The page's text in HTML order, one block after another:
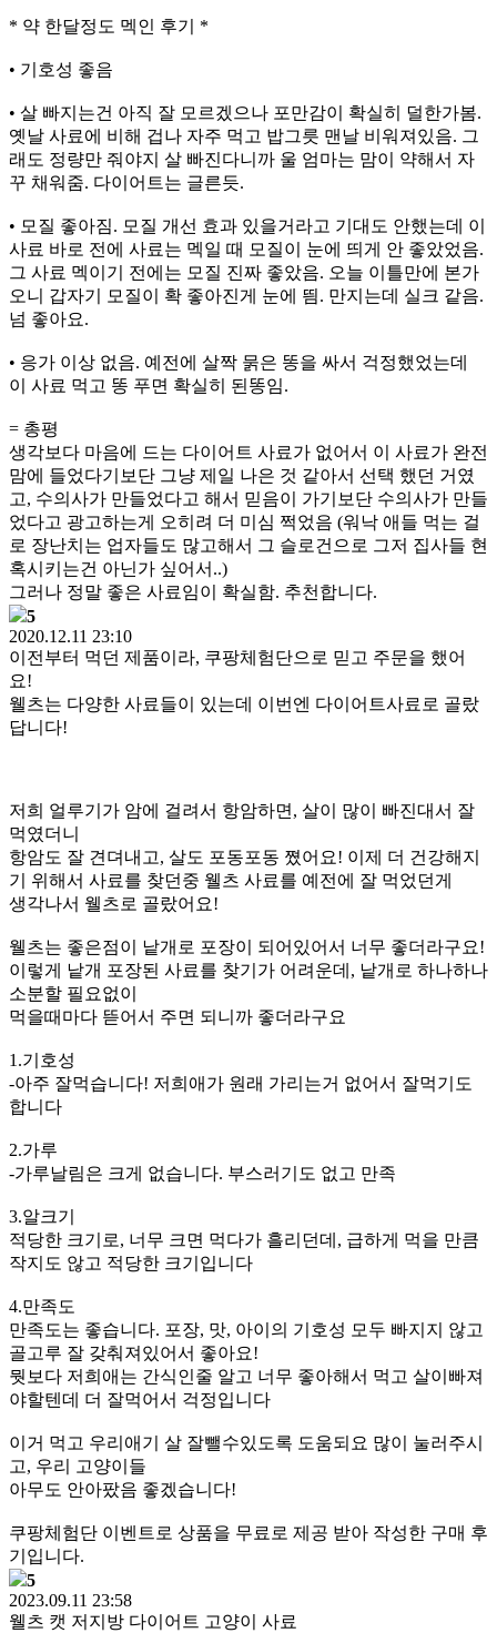
* 약 한달정도 멕인 후기 *
• 기호성 좋음
• 살 빠지는건 아직 잘 모르겠으나 포만감이 확실히 덜한가봄.
옛날 사료에 비해 겁나 자주 먹고 밥그릇 맨날 비워져있음. 그
래도 정량만 줘야지 살 빠진다니까 울 엄마는 맘이 약해서 자
꾸 채워줌. 다이어트는 글른듯.
• 모질 좋아짐. 모질 개선 효과 있을거라고 기대도 안했는데 이
사료 바로 전에 사료는 멕일 때 모질이 눈에 띄게 안 좋았었음.
그 사료 멕이기 전에는 모질 진짜 좋았음. 오늘 이틀만에 본가
오니 갑자기 모질이 확 좋아진게 눈에 띔. 만지는데 실크 같음.
넘 좋아요.
• 응가 이상 없음. 예전에 살짝 묽은 똥을 싸서 걱정했었는데
이 사료 먹고 똥 푸면 확실히 된똥임.
= 총평
생각보다 마음에 드는 다이어트 사료가 없어서 이 사료가 완전
맘에 들었다기보단 그냥 제일 나은 것 같아서 선택 했던 거였
고, 수의사가 만들었다고 해서 믿음이 가기보단 수의사가 만들
었다고 광고하는게 오히려 더 미심 쩍었음 (워낙 애들 먹는 걸
로 장난치는 업자들도 많고해서 그 슬로건으로 그저 집사들 현
혹시키는건 아닌가 싶어서..)
그러나 정말 좋은 사료임이 확실함. 추천합니다.
5
2020.12.11 23:10
이전부터 먹던 제품이라, 쿠팡체험단으로 믿고 주문을 했어
요!
웰츠는 다양한 사료들이 있는데 이번엔 다이어트사료로 골랐
답니다!
저희 얼루기가 암에 걸려서 항암하면, 살이 많이 빠진대서 잘
먹였더니
항암도 잘 견뎌내고, 살도 포동포동 쪘어요! 이제 더 건강해지
기 위해서 사료를 찾던중 웰츠 사료를 예전에 잘 먹었던게
생각나서 웰츠로 골랐어요!
웰츠는 좋은점이 낱개로 포장이 되어있어서 너무 좋더라구요!
이렇게 낱개 포장된 사료를 찾기가 어려운데, 낱개로 하나하나
소분할 필요없이
먹을때마다 뜯어서 주면 되니까 좋더라구요
1.기호성
-아주 잘먹습니다! 저희애가 원래 가리는거 없어서 잘먹기도
합니다
2.가루
-가루날림은 크게 없습니다. 부스러기도 없고 만족
3.알크기
적당한 크기로, 너무 크면 먹다가 흘리던데, 급하게 먹을 만큼
작지도 않고 적당한 크기입니다
4.만족도
만족도는 좋습니다. 포장, 맛, 아이의 기호성 모두 빠지지 않고
골고루 잘 갖춰져있어서 좋아요!
뭣보다 저희애는 간식인줄 알고 너무 좋아해서 먹고 살이빠져
야할텐데 더 잘먹어서 걱정입니다
이거 먹고 우리애기 살 잘뺄수있도록 도움되요 많이 눌러주시
고, 우리 고양이들
아무도 안아팠음 좋겠습니다!
쿠팡체험단 이벤트로 상품을 무료로 제공 받아 작성한 구매 후
기입니다.
5
2023.09.11 23:58
웰츠 캣 저지방 다이어트 고양이 사료